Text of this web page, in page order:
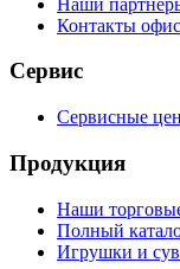
Контакты
Сервис
Сервисные
Продукция
Наши
Полный
Игрушки и